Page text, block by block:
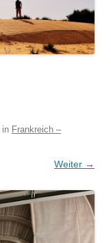
in Frankreich –
Weiter →